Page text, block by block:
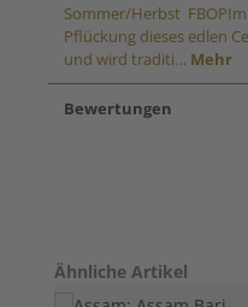
Sommer/Herbst
Pflückung dieses edlen
und wird traditi… Mehr
Bewertungen
Produktgalerie
Ähnliche Artikel